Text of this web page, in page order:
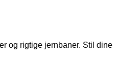
og rigtige jernbaner. Stil dine